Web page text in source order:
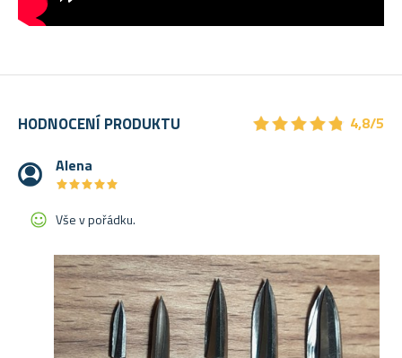
HODNOCENÍ PRODUKTU ★★★★★
★★★★★ 4,8/5
Alena
★★★★★
★★★★★
Vše v pořádku.